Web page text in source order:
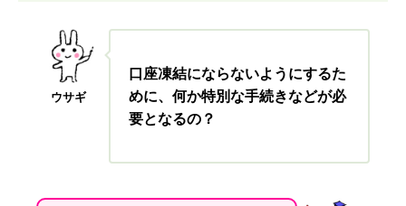
ウサギ
口座凍結にならないようにするた
めに、何か特別な手続きなどが必
要となるの？